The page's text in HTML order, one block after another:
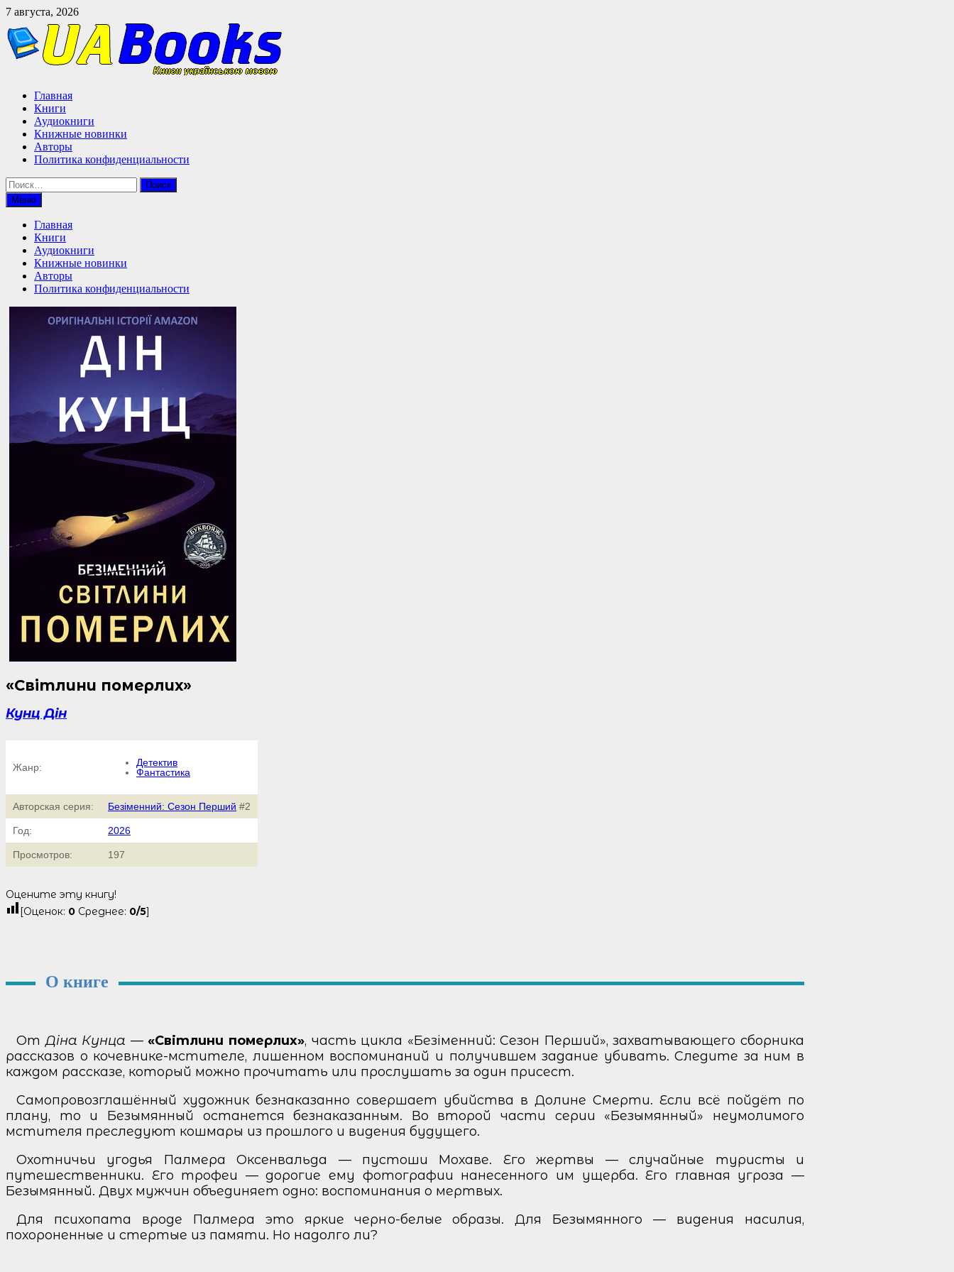
Перейти
содержимому
7 августа, 2026
Главная
Книги
Аудиокниги
Книжные новинки
Авторы
Политика конфиденциальности
Найти:
Меню
Главная
Книги
Аудиокниги
Книжные новинки
Авторы
Политика конфиденциальности
«Світлини померлих»
Кунц Дін
Жанр:
Детектив
Фантастика
Авторская серия: Безіменний: Сезон Перший #2
Год: 2026
Просмотров: 197
Оцените эту книгу!
[Оценок: 0 Среднее: 0/5]
О книге
ОтДіна Кунца —«Світлини померлих», часть цикла «Безіменний: Сезон Перший», захватывающего сборника
рассказов о кочевнике-мстителе, лишенном воспоминаний и получившем задание убивать. Следите за ним в
каждом рассказе, который можно прочитать или прослушать за один присест.
Самопровозглашённый художник безнаказанно совершает убийства в Долине Смерти. Если всё пойдёт по
плану, то и Безымянный останется безнаказанным. Во второй части серии «Безымянный» неумолимого
мстителя преследуют кошмары из прошлого и видения будущего.
Охотничьи угодья Палмера Оксенвальда — пустоши Мохаве. Его жертвы — случайные туристы и
путешественники. Его трофеи — дорогие ему фотографии нанесенного им ущерба. Его главная угроза —
Безымянный. Двух мужчин объединяет одно: воспоминания о мертвых.
Для психопата вроде Палмера это яркие черно-белые образы. Для Безымянного — видения насилия,
похороненные и стертые из памяти. Но надолго ли?